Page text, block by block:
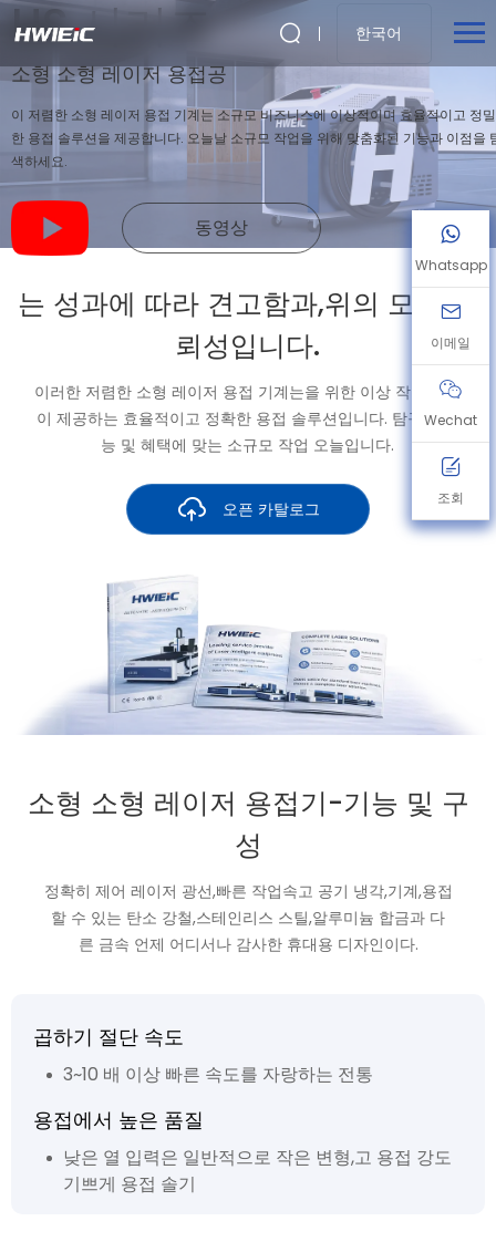
한국어
HS 시리즈
소형 소형 레이저 용접공
이 저렴한 소형 레이저 용접 기계는 소규모 비즈니스에 이상적이며 효율적이고 정밀
한 용접 솔루션을 제공합니다. 오늘날 소규모 작업을 위해 맞춤화된 기능과 이점을
색하세요.
동영상
는 성과에 따라 견고함과,위의 모든,신
뢰성입니다.
이러한 저렴한 소형 레이저 용접 기계는을 위한 이상 작은 기업
이 제공하는 효율적이고 정확한 용접 솔루션입니다. 탐구의 기
능 및 혜택에 맞는 소규모 작업 오늘입니다.
오픈 카탈로그
소형 소형 레이저 용접기-기능 및 구
성
정확히 제어 레이저 광선,빠른 작업속고 공기 냉각,기계,용접
할 수 있는 탄소 강철,스테인리스 스틸,알루미늄 합금과 다
른 금속 언제 어디서나 감사한 휴대용 디자인이다.
곱하기 절단 속도
3~10 배 이상 빠른 속도를 자랑하는 전통
용접에서 높은 품질
낮은 열 입력은 일반적으로 작은 변형,고 용접 강도
기쁘게 용접 솔기
Whatsapp
이메일
Wechat
조회